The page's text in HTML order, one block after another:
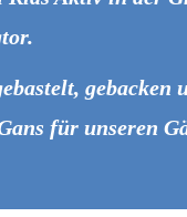
gebacken
für unseren